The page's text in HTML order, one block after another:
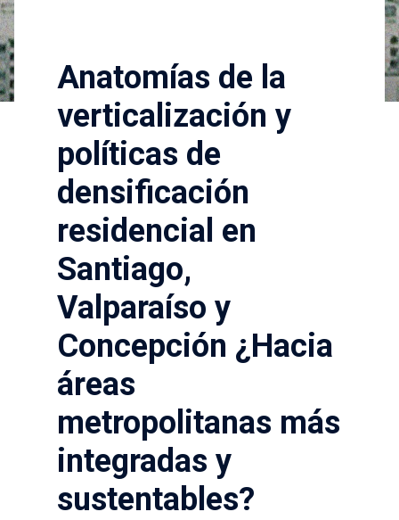
Anatomías de la
Anatomías de la
verticalización y
políticas de
densificación
residencial en
Santiago,
Valparaíso y
Concepción ¿Hacia
áreas
metropolitanas más
integradas y
sustentables?